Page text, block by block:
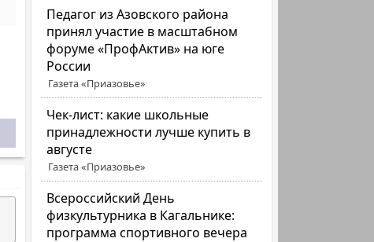
Педагог из Азовского района
принял участие в масштабном
форуме «ПрофАктив» на юге
России
Газета «Приазовье»
Чек-лист: какие школьные
принадлежности лучше купить в
августе
Газета «Приазовье»
Всероссийский День
физкультурника в Кагальнике:
программа спортивного вечера